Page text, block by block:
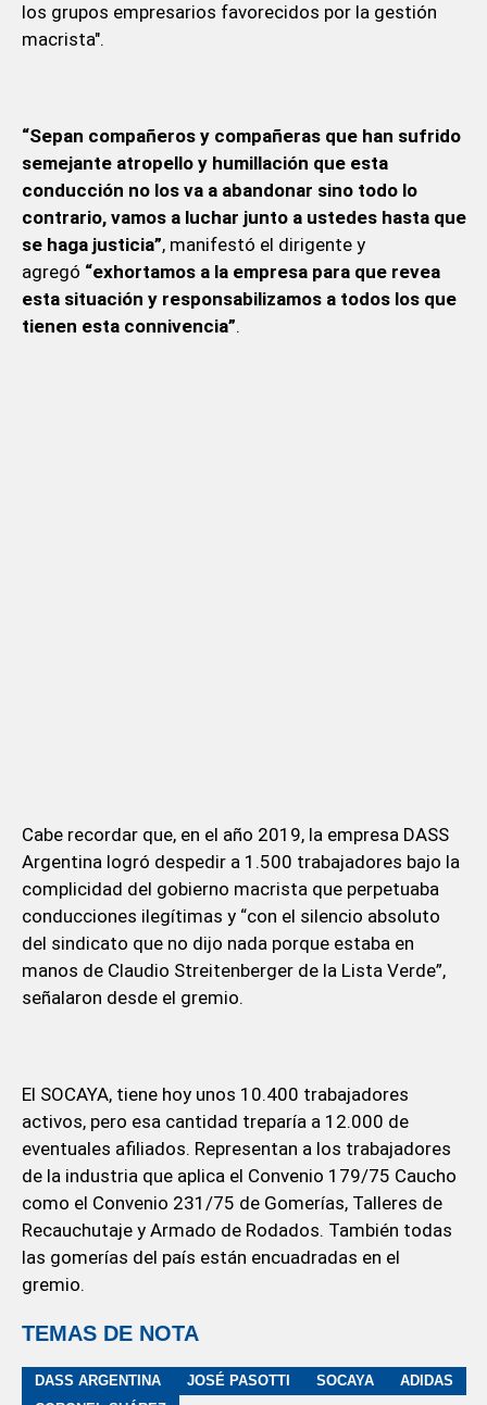
los grupos empresarios favorecidos por la gestión
macrista".
“Sepan compañeros y compañeras que han sufrido
semejante atropello y humillación que esta
conducción no los va a abandonar sino todo lo
contrario, vamos a luchar junto a ustedes hasta que
se haga justicia”, manifestó el dirigente y
agregó “exhortamos a la empresa para que revea
esta situación y responsabilizamos a todos los que
tienen esta connivencia”.
Cabe recordar que, en el año 2019, la empresa DASS
Argentina logró despedir a 1.500 trabajadores bajo la
complicidad del gobierno macrista que perpetuaba
conducciones ilegítimas y “con el silencio absoluto
del sindicato que no dijo nada porque estaba en
manos de Claudio Streitenberger de la Lista Verde”,
señalaron desde el gremio.
El SOCAYA, tiene hoy unos 10.400 trabajadores
activos, pero esa cantidad treparía a 12.000 de
eventuales afiliados. Representan a los trabajadores
de la industria que aplica el Convenio 179/75 Caucho
como el Convenio 231/75 de Gomerías, Talleres de
Recauchutaje y Armado de Rodados. También todas
las gomerías del país están encuadradas en el
gremio.
TEMAS DE NOTA
DASS ARGENTINA JOSÉ PASOTTI SOCAYA
ADIDAS